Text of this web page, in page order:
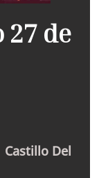
27 de
Castillo Del